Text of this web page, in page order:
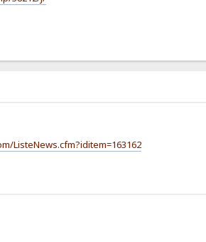
ListeNews.cfm?iditem=163162